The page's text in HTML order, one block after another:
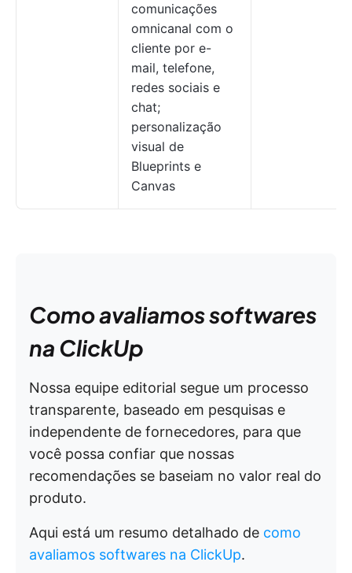
comunicações
omnicanal com o
cliente por e-
mail, telefone,
redes sociais e
chat;
personalização
visual de
Blueprints e
Canvas
Como avaliamos softwares
na ClickUp
Nossa equipe editorial segue um processo
transparente, baseado em pesquisas e
independente de fornecedores, para que
você possa confiar que nossas
recomendações se baseiam no valor real do
produto.
Aqui está um resumo detalhado de como
avaliamos softwares na ClickUp.